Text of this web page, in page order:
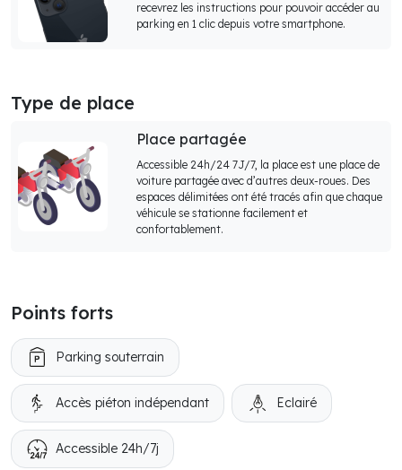
recevrez les instructions pour pouvoir accéder au
parking en 1 clic depuis votre smartphone.
Type de place
Place partagée
Accessible 24h/24 7J/7, la place est une place de
voiture partagée avec d’autres deux-roues. Des
espaces délimitées ont été tracés afin que chaque
véhicule se stationne facilement et
confortablement.
Points forts
Parking souterrain
Accès piéton indépendant Eclairé
Accessible 24h/7j